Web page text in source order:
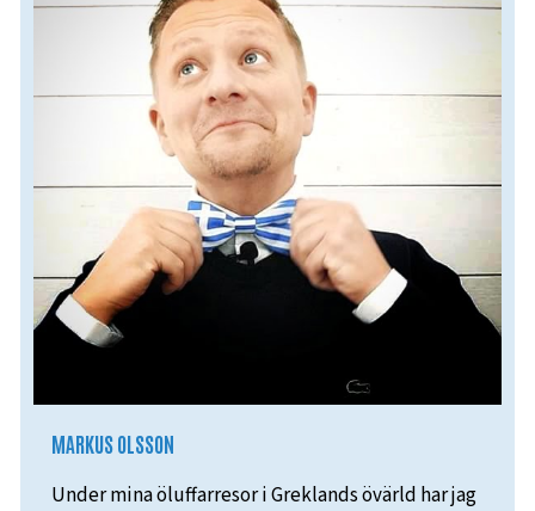
MARKUS OLSSON
Under mina öluffarresor i Greklands övärld har jag